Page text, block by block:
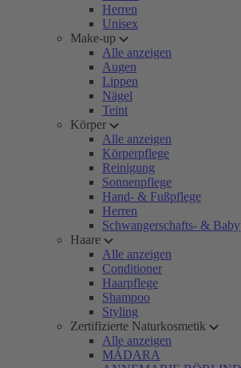
Herren
Unisex
Make-up
Alle anzeigen
Augen
Lippen
Nägel
Teint
Körper
Alle anzeigen
Körperpflege
Reinigung
Sonnenpflege
Hand- & Fußpflege
Herren
Schwangerschafts- &
Haare
Alle anzeigen
Conditioner
Haarpflege
Shampoo
Styling
Zertifizierte Naturkosmetik
Alle anzeigen
MÁDARA